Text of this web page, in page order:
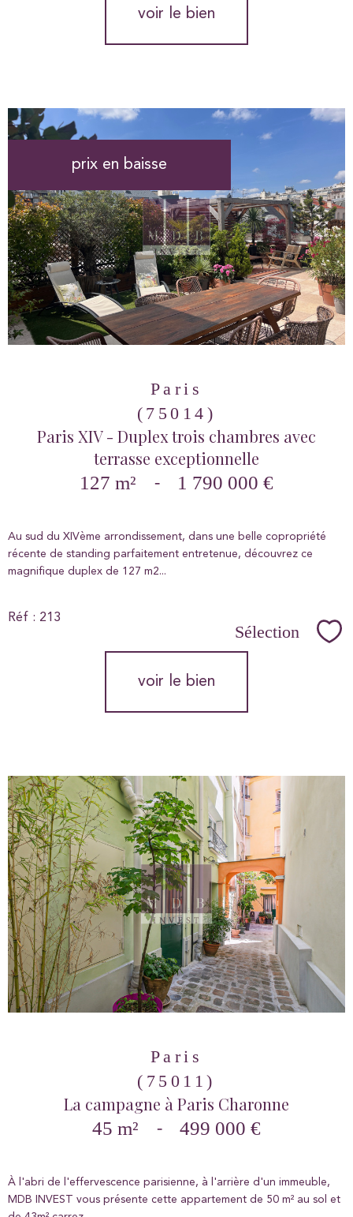
voir le bien
prix en baisse
Paris
(75014)
Paris XIV - Duplex trois chambres avec
terrasse exceptionnelle
127 m²
- 1 790 000 €
Au sud du XIVème arrondissement, dans une belle copropriété
récente de standing parfaitement entretenue, découvrez ce
magnifique duplex de 127 m2...
Réf : 213
Sélection
voir le bien
Paris
(75011)
La campagne à Paris Charonne
45 m²
- 499 000 €
À l'abri de l'effervescence parisienne, à l'arrière d'un immeuble,
MDB INVEST vous présente cette appartement de 50 m² au sol et